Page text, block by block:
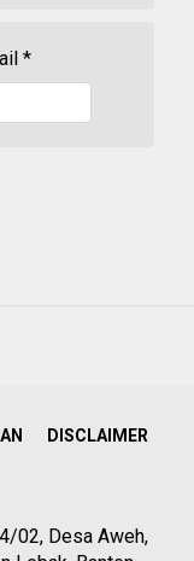
*
DISCLAIMER
02, Desa Aweh,